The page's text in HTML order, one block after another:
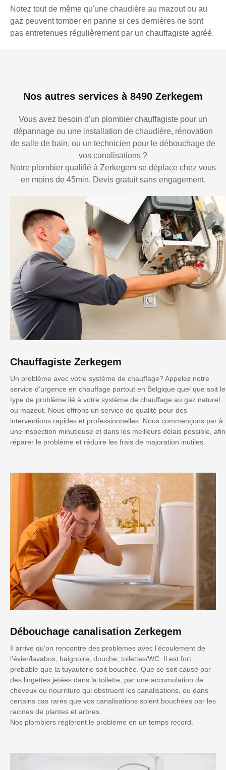
Notez tout de même qu'une chaudière au mazout ou au
gaz peuvent tomber en panne si ces dernières ne sont
pas entretenues régulièrement par un chauffagiste agréé.
Nos autres services à 8490 Zerkegem
Vous avez besoin d'un plombier chauffagiste pour un
dépannage ou une installation de chaudière, rénovation
de salle de bain, ou un technicien pour le débouchage de
vos canalisations ?
Notre plombier qualifié à Zerkegem se déplace chez vous
en moins de 45min. Devis gratuit sans engagement.
Chauffagiste Zerkegem
Un problème avec votre système de chauffage? Appelez notre
service d’urgence en chauffage partout en Belgique quel que soit le
type de problème lié à votre système de chauffage au gaz naturel
ou mazout. Nous offrons un service de qualité pour des
interventions rapides et professionnelles. Nous commençons par à
une inspection minutieuse et dans les meilleurs délais possible, afin
réparer le problème et réduire les frais de majoration inutiles.
Débouchage canalisation Zerkegem
Il arrive qu'on rencontre des problèmes avec l’écoulement de
l’évier/lavabos, baignoire, douche, toilettes/WC. Il est fort
probable que la tuyauterie soit bouchée. Que se soit causé par
des lingettes jetées dans la toilette, par une accumulation de
cheveux ou nourriture qui obstruent les canalisations, ou dans
certains cas rares que vos canalisations soient bouchées par les
racines de plantes et arbres.
Nos plombiers régleront le problème en un temps record.